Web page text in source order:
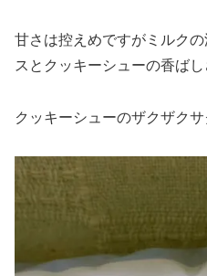
甘さは控えめですがミルク
スとクッキーシューの香ば
クッキーシューのザクザク